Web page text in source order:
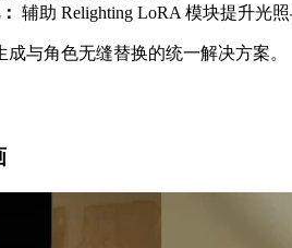
辅助 Relighting LoRA 模块提升光
与角色无缝替换的统一解决方案。